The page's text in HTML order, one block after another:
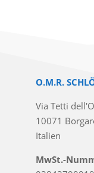
O.M.R.
Via Tetti
10071
Italien
MwSt.-